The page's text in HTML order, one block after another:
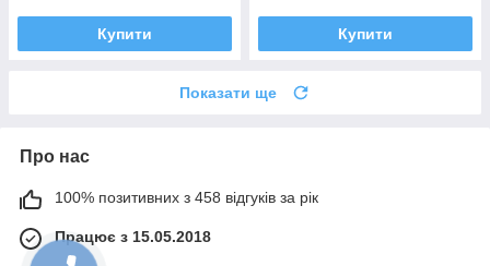
Купити Купити
Показати ще
Про нас
100% позитивних з 458 відгуків за рік
Працює з 15.05.2018